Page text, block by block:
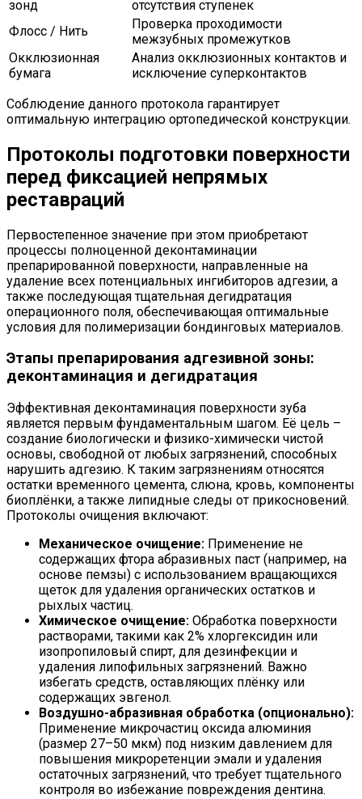
зонд
отсутствия ступенек
Флосс / Нить
Проверка проходимости
межзубных промежутков
Окклюзионная
бумага
Анализ окклюзионных контактов и
исключение суперконтактов
Соблюдение данного протокола гарантирует
оптимальную интеграцию ортопедической конструкции.
Протоколы подготовки поверхности
перед фиксацией непрямых
реставраций
Первостепенное значение при этом приобретают
процессы полноценной деконтаминации
препарированной поверхности, направленные на
удаление всех потенциальных ингибиторов адгезии, а
также последующая тщательная дегидратация
операционного поля, обеспечивающая оптимальные
условия для полимеризации бондинговых материалов.
Этапы препарирования адгезивной зоны:
деконтаминация и дегидратация
Эффективная деконтаминация поверхности зуба
является первым фундаментальным шагом. Её цель –
создание биологически и физико-химически чистой
основы, свободной от любых загрязнений, способных
нарушить адгезию. К таким загрязнениям относятся
остатки временного цемента, слюна, кровь, компоненты
биоплёнки, а также липидные следы от прикосновений.
Протоколы очищения включают:
Механическое очищение: Применение не
содержащих фтора абразивных паст (например, на
основе пемзы) с использованием вращающихся
щеток для удаления органических остатков и
рыхлых частиц.
Химическое очищение: Обработка поверхности
растворами, такими как 2% хлоргексидин или
изопропиловый спирт, для дезинфекции и
удаления липофильных загрязнений. Важно
избегать средств, оставляющих плёнку или
содержащих эвгенол.
Воздушно-абразивная обработка (опционально):
Применение микрочастиц оксида алюминия
(размер 27–50 мкм) под низким давлением для
повышения микроретенции эмали и удаления
остаточных загрязнений, что требует тщательного
контроля во избежание повреждения дентина.